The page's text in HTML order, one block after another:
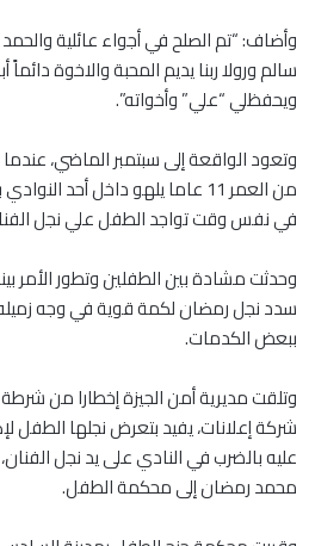
وأضاف: “تم الصلح في أجواء عائلية
سالم ورولا ربنا يديم المحبة والاخوة
ويحفظلي “علي” وأخواته”.
وتعود الواقعة إلى سبتمبر الماضي،
من العمر 11 عاما يلهو داخل أحد
في نفس وقت تواجد الطفل علي نجل
وحدثت مشادة بين الطفلين وتطور الأمر
سدد نجل رمضان لكمة قوية في وجه
ببعض الكدمات.
وتلقت مديرية أمن الجيزة إخطارا من
شركة إعلانات، يفيد بتعرض نجلها الطفل
عليه بالضرب في النادي على يد نجل الفنان،
محمد رمضان إلى محكمة الطفل.